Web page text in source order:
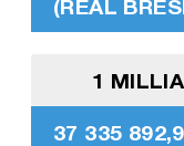
(RÉAL
1
37 335